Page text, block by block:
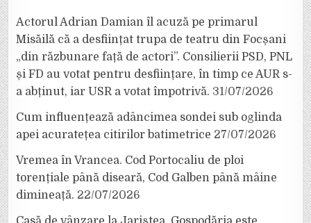
Actorul Adrian Damian îl acuză pe primarul
Misăilă că a desființat trupa de teatru din Focșani
„din răzbunare față de actori”. Consilierii PSD, PNL
și FD au votat pentru desființare, în timp ce AUR s-
a abținut, iar USR a votat împotrivă. 31/07/2026
Cum influențează adâncimea sondei sub oglinda
apei acuratețea citirilor batimetrice 27/07/2026
Vremea în Vrancea. Cod Portocaliu de ploi
torențiale până diseară, Cod Galben până mâine
dimineață. 22/07/2026